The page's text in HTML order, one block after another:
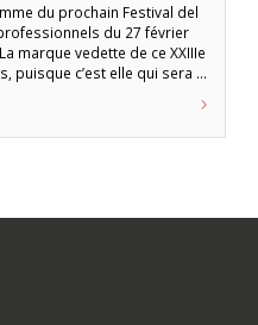
du prochain Festival del
du 27 février
marque vedette de ce XXIIIe
puisque c’est elle qui sera à
depuis le 21